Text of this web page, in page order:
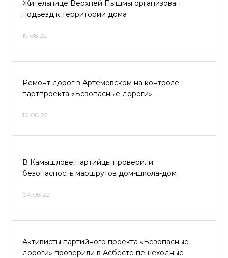
Жительнице Верхней Пышмы организован
подъезд к территории дома
19.08.22
Ремонт дорог в Артёмовском на контроле
партпроекта «Безопасные дороги»
10.08.22
В Камышлове партийцы проверили
безопасность маршрутов дом-школа-дом
04.08.22
Активисты партийного проекта «Безопасные
дороги» проверили в Асбесте пешеходные